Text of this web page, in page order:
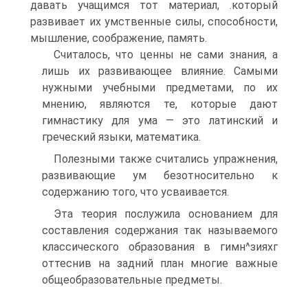
давать учащимся тот материал, .который
развивает их умственные силы, способности,
мышление, соображение, память.
Считалось, что ценны не сами знания, а
лишь их развивающее влияние. Самыми
нужными учебными предметами, по их
мнению, являются те, которые дают
гимнастику для ума — это латинский и
греческий языки, математика.
Полезными также считались упражнения,
развивающие ум безотносительно к
содержанию того, что усваивается.
Эта теория послужила основанием для
составления содержания так называемого
классического образования в гимн^зияхг
оттеснив на задний план многие важные
общеобразовательные предметы.